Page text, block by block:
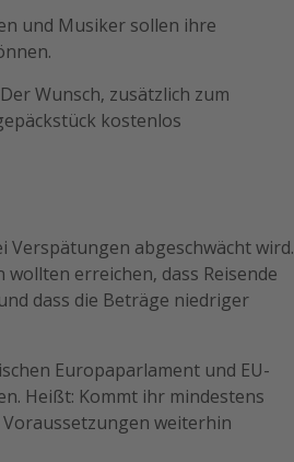
und Musiker sollen ihre
Der Wunsch, zusätzlich zum
kostenlos
Verspätungen abgeschwächt wird.
wollten erreichen, dass Reisende
dass die Beträge niedriger
Europaparlament und EU-
Heißt: Kommt ihr mindestens
weiterhin